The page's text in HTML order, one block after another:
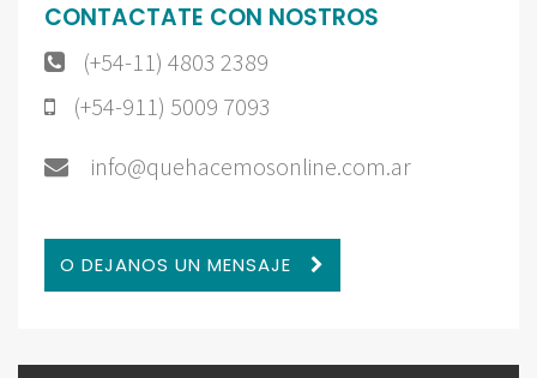
CONTACTATE CON NOSTROS
(+54-11) 4803 2389
(+54-911) 5009 7093
info@quehacemosonline.com.ar
O DEJANOS UN MENSAJE